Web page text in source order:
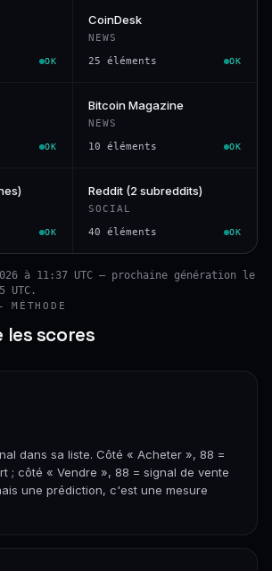
OK
CoinDesk
NEWS
25 éléments OK
OK
Bitcoin Magazine
NEWS
10 éléments OK
OK
Reddit (2 subreddits)
SOCIAL
40 éléments OK
à 11:37 UTC — prochaine génération le
UTC.
les scores
dans sa liste. Côté « Acheter », 88 =
; côté « Vendre », 88 = signal de vente
une prédiction, c'est une mesure